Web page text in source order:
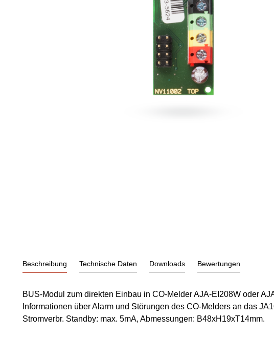
Beschreibung Technische Daten Downloads Bewertungen
BUS-Modul zum direkten Einbau in CO-Melder AJA-EI208W oder
Informationen über Alarm und Störungen des CO-Melders an das
Stromverbr. Standby: max. 5mA, Abmessungen: B48xH19xT14mm.